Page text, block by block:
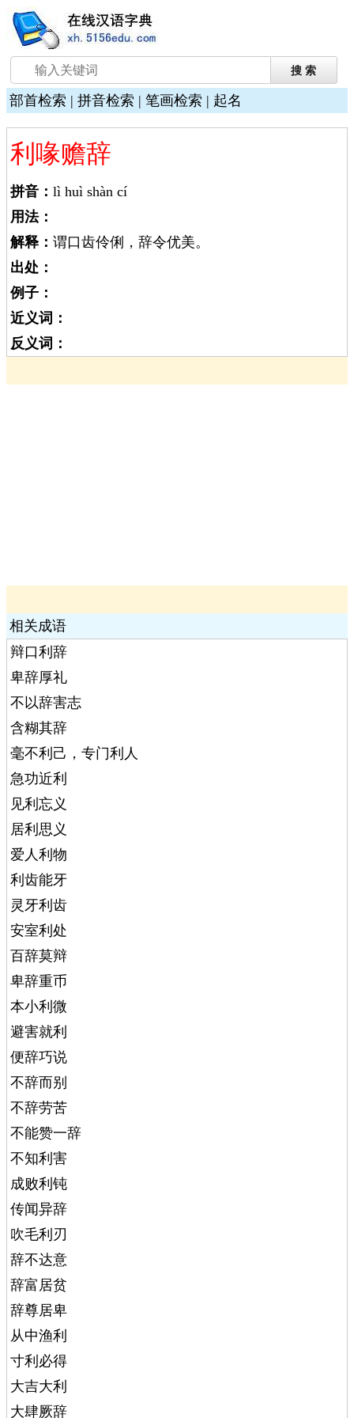
部首检索 | 拼音检索 | 笔画检索 | 起名
利喙赡辞
拼音： lì huì shàn cí
用法：
解释： 谓口齿伶俐，辞令优美。
出处：
例子：
近义词：
反义词：
相关成语
辩口利辞
卑辞厚礼
不以辞害志
含糊其辞
毫不利己，专门利人
急功近利
见利忘义
居利思义
爱人利物
利齿能牙
灵牙利齿
安室利处
百辞莫辩
卑辞重币
本小利微
避害就利
便辞巧说
不辞而别
不辞劳苦
不能赞一辞
不知利害
成败利钝
传闻异辞
吹毛利刃
辞不达意
辞富居贫
辞尊居卑
从中渔利
寸利必得
大吉大利
大肆厥辞